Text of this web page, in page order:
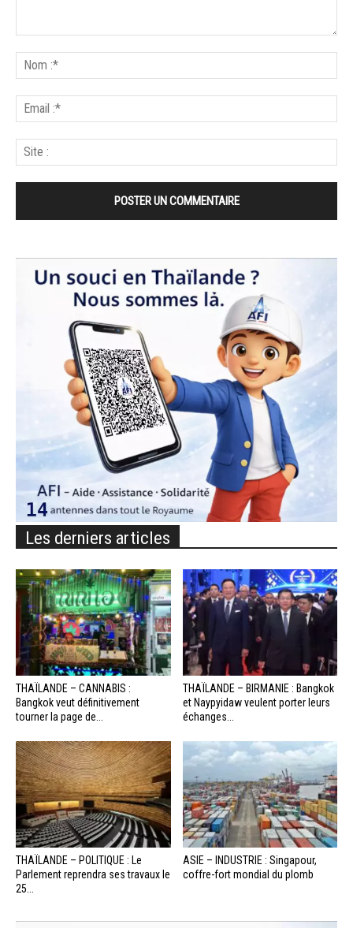
Les derniers articles
THAÏLANDE – CANNABIS :
Bangkok veut définitivement
tourner la page de...
THAÏLANDE – BIRMANIE : Bangkok
et Naypyidaw veulent porter leurs
échanges...
THAÏLANDE – POLITIQUE : Le
Parlement reprendra ses travaux le
25...
ASIE – INDUSTRIE : Singapour,
coffre-fort mondial du plomb